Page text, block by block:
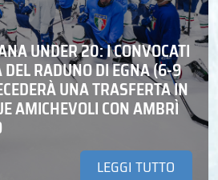
UNDER 20: I CONVOCATI
RADUNO DI EGNA (6-9
UNA TRASFERTA IN
AMICHEVOLI CON AMBRÌ
LEGGI TUTTO